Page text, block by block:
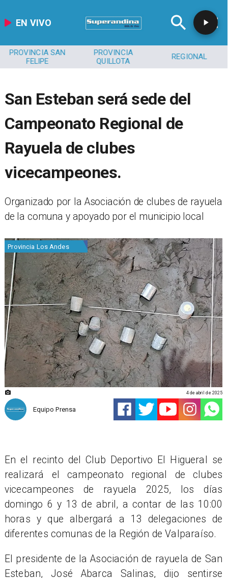
EN VIVO
PROVINCIA SAN
FELIPE
PROVINCIA
QUILLOTA
REGIONAL
San Esteban será sede del
Campeonato Regional de
Rayuela de clubes
vicecampeones.
​Organizado por la Asociación de clubes de rayuela
de la comuna y apoyado por el municipio local
Provincia Los Andes
Equipo Prensa
4 de abril de 2025
En el recinto del Club Deportivo El Higueral se
realizará el campeonato regional de clubes
vicecampeones de rayuela 2025, los días
domingo 6 y 13 de abril, a contar de las 10:00
horas y que albergará a 13 delegaciones de
diferentes comunas de la Región de Valparaíso.
El presidente de la Asociación de rayuela de San
Esteban, José Abarca Salinas, dijo sentirse